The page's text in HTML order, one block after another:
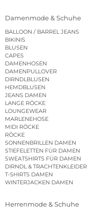
Damenmode & Schuhe
BALLOON / BARREL JEANS
BIKINIS
BLUSEN
CAPES
DAMENHOSEN
DAMENPULLOVER
DIRNDLBLUSEN
HEMDBLUSEN
JEANS DAMEN
LANGE RÖCKE
LOUNGEWEAR
MARLENEHOSE
MIDI RÖCKE
RÖCKE
SONNENBRILLEN DAMEN
STIEFELETTEN FÜR DAMEN
SWEATSHIRTS FÜR DAMEN
DIRNDL & TRACHTENKLEIDER
T-SHIRTS DAMEN
WINTERJACKEN DAMEN
Herrenmode & Schuhe